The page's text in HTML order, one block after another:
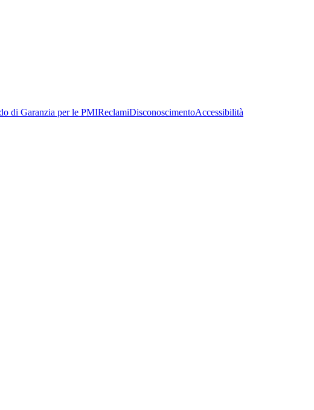
di Garanzia per le PMIReclamiDisconoscimentoAccessibilità